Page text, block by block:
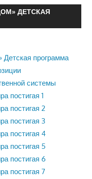
ДЕТСКАЯ
Детская программа
системы
постигая 1
постигая 2
постигая 3
постигая 4
постигая 5
постигая 6
постигая 7